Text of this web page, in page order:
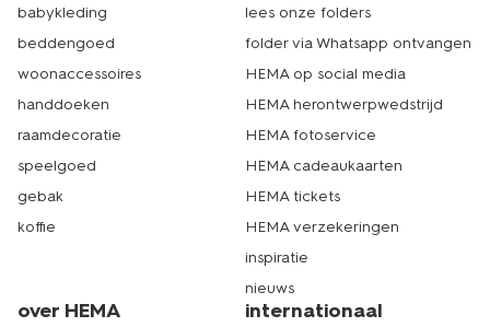
babykleding
beddengoed
woonaccessoires
handdoeken
raamdecoratie
speelgoed
gebak
koffie
lees onze folders
folder via Whatsapp ontvangen
HEMA op social media
HEMA herontwerpwedstrijd
HEMA fotoservice
HEMA cadeaukaarten
HEMA tickets
HEMA verzekeringen
inspiratie
nieuws
over HEMA internationaal